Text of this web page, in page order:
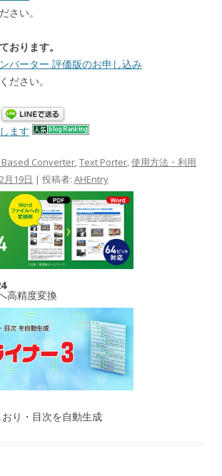
さい。
おります。
バーター 評価版のお申し込み
ださい。
ます
Converter,Text Porter,使用方法・利用
月19日 | 投稿者: AHEntry
高精度変換
り・目次を自動生成